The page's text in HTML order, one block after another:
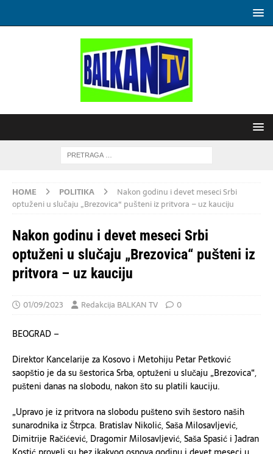
HOME POLITIKA
Nakon godinu i devet meseci Srbi
optuženi u slučaju „Brezovica“ pušteni iz pritvora – uz kauciju
Nakon godinu i devet meseci Srbi
optuženi u slučaju „Brezovica“ pušteni iz
pritvora – uz kauciju
01/09/2023 Redakcija BALKAN TV 0
BEOGRAD –
Direktor Kancelarije za Kosovo i Metohiju Petar Petković
saopštio je da su šestorica Srba, optuženi u slučaju „Brezovica“,
pušteni danas na slobodu, nakon što su platili kauciju.
„Upravo je iz pritvora na slobodu pušteno svih šestoro naših
sunarodnika iz Štrpca. Bratislav Nikolić, Saša Milosavljević,
Dimitrije Račićević, Dragomir Milosavljević, Saša Spasić i Jadran